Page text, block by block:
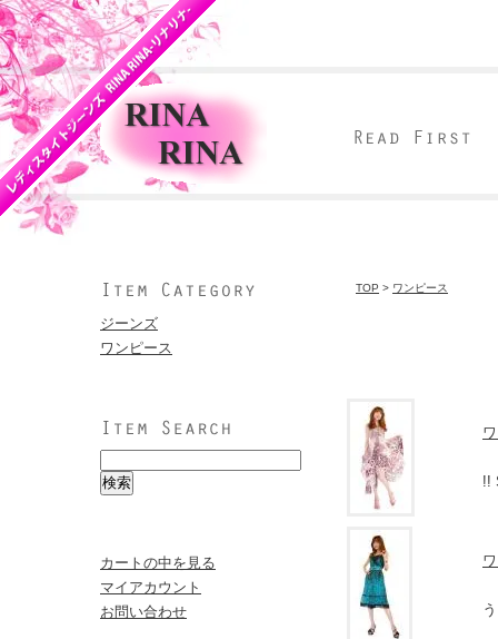
ジーンズ
ワンピース
カートの中を見る
マイアカウント
お問い合わせ
TOP > ワンピース
!!